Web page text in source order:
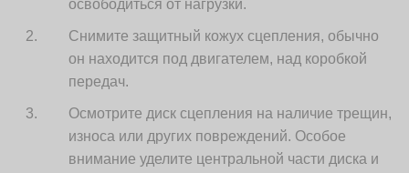
освободиться от нагрузки.
Снимите защитный кожух сцепления, обычно
он находится под двигателем, над коробкой
передач.
Осмотрите диск сцепления на наличие трещин,
износа или других повреждений. Особое
внимание уделите центральной части диска и